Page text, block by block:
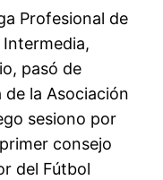
Profesional de
pasó de
la Asociación
sesiono por
consejo
del Fútbol